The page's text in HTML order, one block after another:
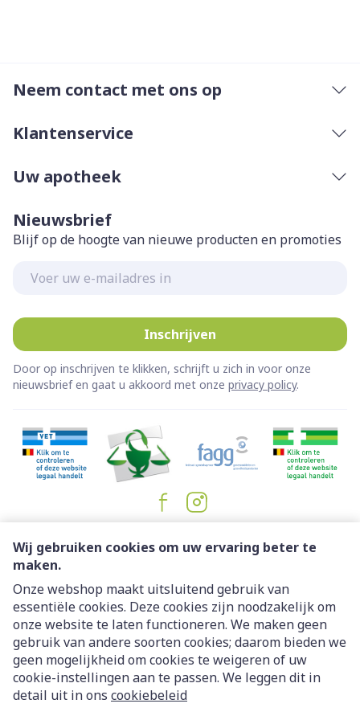
Wij gebruiken cookies om uw ervaring beter te
maken.
Onze webshop maakt uitsluitend gebruik van
essentiële cookies. Deze cookies zijn noodzakelijk om
onze website te laten functioneren. We maken geen
gebruik van andere soorten cookies; daarom bieden we
geen mogelijkheid om cookies te weigeren of uw
cookie-instellingen aan te passen. We leggen dit in
detail uit in ons cookiebeleid
Bij onvakkundig gebruik en eigenmachtig
aangebrachte veranderingen vervalt elke
aansprakelijkheid.
Neem contact met ons op
Klantenservice
Uw apotheek
Nieuwsbrief
Blijf op de hoogte van nieuwe producten en promoties
Inschrijven
Door op inschrijven te klikken, schrijft u zich in voor onze
nieuwsbrief en gaat u akkoord met onze privacy policy.
Juridische links